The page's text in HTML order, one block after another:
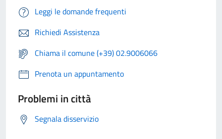
Leggi le domande frequenti
Richiedi Assistenza
Chiama il comune (+39) 02.9006066
Prenota un appuntamento
Problemi in città
Segnala disservizio